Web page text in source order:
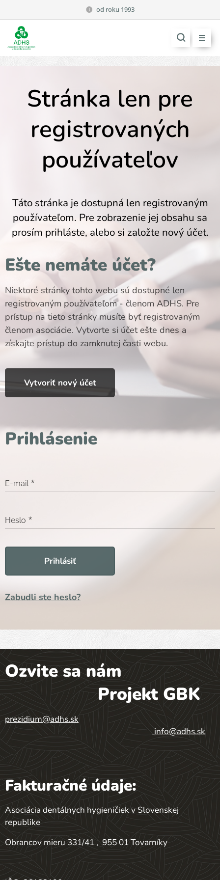
od roku 1993
Stránka len pre
registrovaných
používateľov
Táto stránka je dostupná len registrovaným
používateľom. Pre zobrazenie jej obsahu sa
prosím prihláste, alebo si založte nový účet.
Ešte nemáte účet?
Niektoré stránky tohto webu sú dostupné len
registrovaným používateľom - členom ADHS. Pre
prístup na tieto stránky musíte byť registrovaným
členom asociácie. Vytvorte si účet ešte dnes a
získajte prístup do zamknutej časti webu.
Vytvoriť nový účet
Prihlásenie
E-mail
Heslo
Prihlásiť
Zabudli ste heslo?
Ozvite sa nám
Projekt GBK
prezidium@adhs.sk
info@adhs.sk
Fakturačné údaje:
Asociácia dentálnych hygieničiek v Slovenskej
republike
Obrancov mieru 331/41 , 955 01 Tovarníky